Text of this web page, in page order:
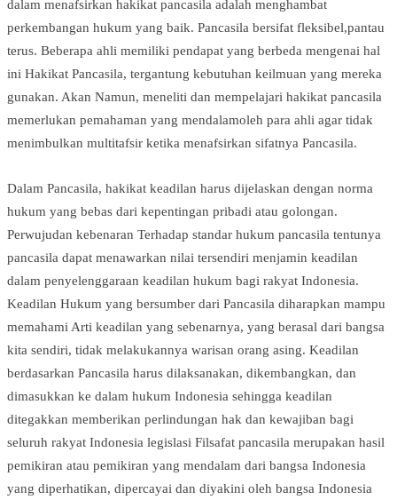
dalam menafsirkan hakikat pancasila adalah menghambat
perkembangan hukum yang baik. Pancasila bersifat fleksibel,pantau
terus. Beberapa ahli memiliki pendapat yang berbeda mengenai hal
ini Hakikat Pancasila, tergantung kebutuhan keilmuan yang mereka
gunakan. Akan Namun, meneliti dan mempelajari hakikat pancasila
memerlukan pemahaman yang mendalamoleh para ahli agar tidak
menimbulkan multitafsir ketika menafsirkan sifatnya Pancasila.
Dalam Pancasila, hakikat keadilan harus dijelaskan dengan norma
hukum yang bebas dari kepentingan pribadi atau golongan.
Perwujudan kebenaran Terhadap standar hukum pancasila tentunya
pancasila dapat menawarkan nilai tersendiri menjamin keadilan
dalam penyelenggaraan keadilan hukum bagi rakyat Indonesia.
Keadilan Hukum yang bersumber dari Pancasila diharapkan mampu
memahami Arti keadilan yang sebenarnya, yang berasal dari bangsa
kita sendiri, tidak melakukannya warisan orang asing. Keadilan
berdasarkan Pancasila harus dilaksanakan, dikembangkan, dan
dimasukkan ke dalam hukum Indonesia sehingga keadilan
ditegakkan memberikan perlindungan hak dan kewajiban bagi
seluruh rakyat Indonesia legislasi Filsafat pancasila merupakan hasil
pemikiran atau pemikiran yang mendalam dari bangsa Indonesia
yang diperhatikan, dipercayai dan diyakini oleh bangsa Indonesia